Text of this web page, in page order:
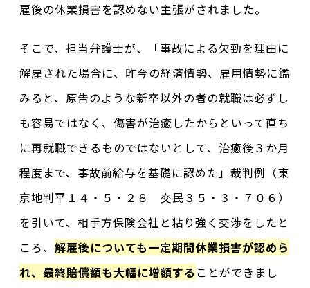
雇後の休業損害を認めない主張がされました。
そこで、担当弁護士が、「事故による欠勤を理由に
解雇された場合に、昨今の経済情勢、雇用情勢に鑑
みると、原告のような新卒以外の者の就職は必ずし
も容易ではなく、傷害が治癒したからといって直ち
に再就職できるものではないとして、治癒後３か月
程度まで、事故前給与を基礎に認めた」裁判例（東
京地判平１４・５・２８ 交民３５・３・７０６）
を引いて、相手方保険会社と粘り強く交渉をしたと
ころ、解雇後についても一定期間休業損害が認めら
れ、最終賠償額も大幅に増額する ことができまし